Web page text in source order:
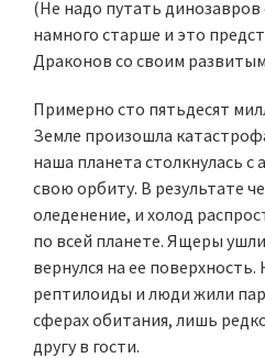
(Не надо путать
намного старше и это
Драконов со своим
Примерно сто пятьдесят
Земле произошла
наша планета столкнулась с
свою орбиту. В результате
оледенение, и холод
по всей планете. Ящеры
вернулся на ее
рептилоиды и люди жили
сферах обитания, лишь
другу в гости.